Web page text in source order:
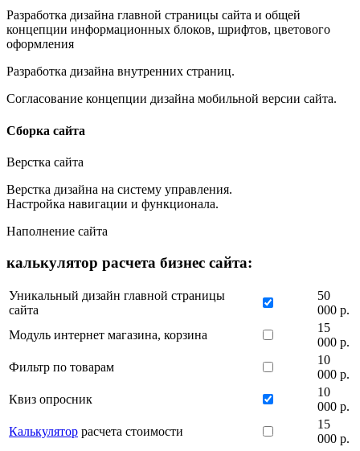
Разработка дизайна главной страницы сайта и общей
концепции информационных блоков, шрифтов, цветового
оформления
Разработка дизайна внутренних страниц.
Согласование концепции дизайна мобильной версии сайта.
Сборка сайта
Верстка сайта
Верстка дизайна на систему управления.
Настройка навигации и функционала.
Наполнение сайта
калькулятор расчета бизнес сайта:
Уникальный дизайн главной страницы
сайта
50
000 р.
Модуль интернет магазина, корзина
15
000 р.
Фильтр по товарам
10
000 р.
Квиз опросник
10
000 р.
Калькулятор расчета стоимости
15
000 р.